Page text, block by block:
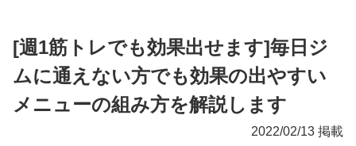
[週1筋トレでも効果出せます]毎日ジ
ムに通えない方でも効果の出やすい
メニューの組み方を解説します
2022/02/13 掲載